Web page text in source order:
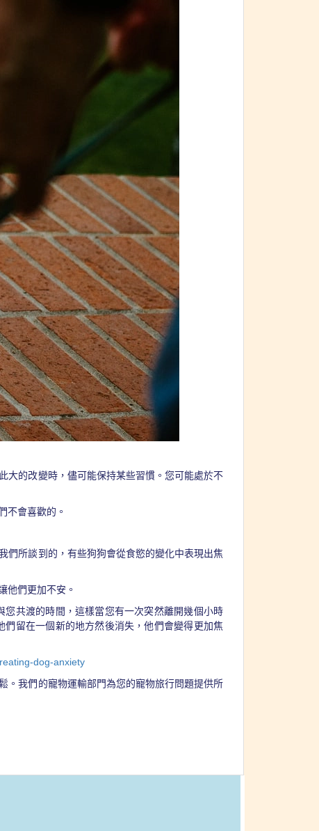
大的改變時，儘可能保持某些習慣。您可能處於不
不會喜歡的。
們所談到的，有些狗狗會從食慾的變化中表現出焦
他們更加不安。
共渡的時間，這樣當您有一次突然離開幾個小時
留在一個新的地方然後消失，他們會變得更加焦
dog-anxiety
。我們的寵物運輸部門為您的寵物旅行問題提供所